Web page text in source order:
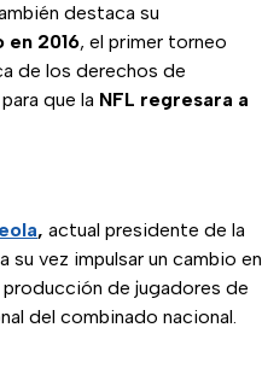
destaca su
2016, el primer torneo
de los derechos de
que la NFL regresara a
, actual presidente de la
su vez impulsar un cambio en
producción de jugadores de
del combinado nacional.